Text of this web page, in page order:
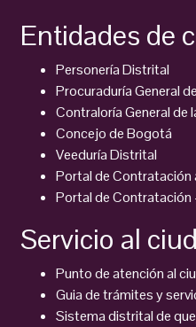
Entidades de
Personería Distrital
Procuraduría General
Contraloría General de
Concejo de Bogotá
Veeduría Distrital
Portal de Contratación
Portal de Contratación
Servicio al
Punto de atención al
Guia de trámites y
Sistema distrital de